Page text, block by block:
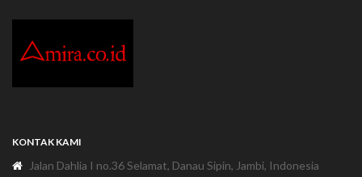
KONTAK KAMI
Jalan Dahlia I no.36 Selamat, Danau Sipin, Jambi, Indonesia